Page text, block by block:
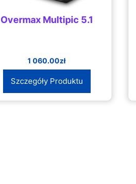
Overmax Multipic 5.1
1 060.00zł
Szczegóły Produktu